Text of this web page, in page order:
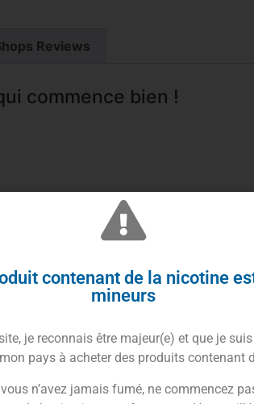
Reviews
commence bien !
! Pour notre plus grand plaisir, le e-
gaufrettes à la noisette.
prouve encore son savoir faire dans
Kawa 10ml
avec sécurité enfant.
contenant de la nicotine
mineurs
je reconnais être majeur(e) et que je
pays à acheter des produits contenant
n’avez jamais fumé, ne commencez